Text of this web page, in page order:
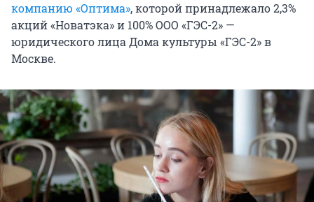
компанию «Оптима», которой принадлежало 2,3%
акций «Новатэка» и 100% ООО «ГЭС-2» —
юридического лица Дома культуры «ГЭС-2» в
Москве.